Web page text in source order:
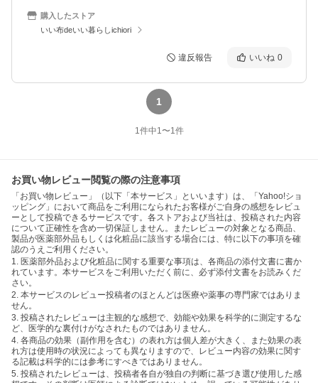
購入したストア
いい布deいい暮らしichiori
違反報告 いいね 0
1
1件中1〜1件
お買い物レビュー閲覧の際の注意事項
「お買い物レビュー」（以下「本サービス」といいます）は、「Yahoo!ショ
ッピング」において商品をご利用になられたお客様がご自身の感想をレビュ
ーとして投稿できるサービスです。各ストアおよび当社は、投稿された内容
について正確性を含め一切保証しません。またレビューの対象となる商品、
製品が医薬部外品もしくは化粧品に該当する場合には、特に以下の事項を確
認のうえご利用ください。
1. 医薬部外品および化粧品に関する重要な事項は、各商品の添付文書に書か
れています。本サービスをご利用いただく前に、必ず添付文書をお読みくだ
さい。
2. 本サービスのレビュー投稿者のほとんどは医療や薬事の専門家ではありま
せん。
3. 投稿されたレビューは主観的な感想で、効能や効果を科学的に測定するな
ど、医学的な裏付けがなされたものではありません。
4. 各商品の効果（副作用を含む）の表れ方は個人差が大きく、また効果の表
れ方は使用時の状況によっても異なりますので、レビュー内容の効果に関す
る記載は科学的には参考にすべきではありません。
5. 投稿されたレビューは、投稿者各自が独自の判断に基づき選び使用した感